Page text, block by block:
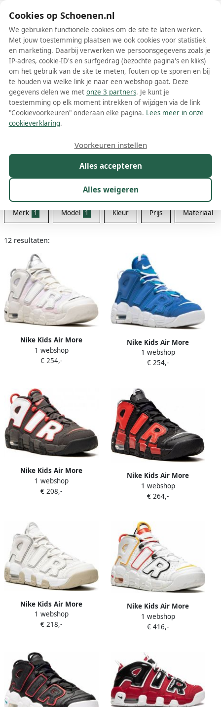
Schoenen.nl
Wis filters Alle filters
Nike Air More Uptempo
jongensschoenen
De Nike Air More Uptempo jongensschoenen zijn niet alleen stijlvol
model, een van de meest populaire ontwerpen van het merk Nike,
heeft een unieke en opvallende uitstraling die overal ter wereld
herkenbaar is. De grote 'AIR' belettering aan de zijkant van de
schoen maakt dit model onderscheidend en onvergetelijk. Maar het
is niet alleen het uiterlijk dat de Air More Uptempo zo geliefd
maakt; het is ook de uitstekende prestatie en het comfort dat deze
schoenen bieden.
Meer lezen
Sneakers
Merk 1 Model 1 Kleur Prijs Materiaal
12 resultaten:
Nike Kids Air More
Uptempo high-top sneakers
Wit
1 webshop
€ 254,-
Nike Kids Air More
Uptempo sneakers Blauw
1 webshop
€ 254,-
Nike Kids Air More
Uptempo sneakers Bruin
1 webshop
€ 208,-
Nike Kids Air More
Uptempo high-top sneakers
Zwart
1 webshop
€ 264,-
Nike Kids Air More
Uptempo sneakers Wit
1 webshop
€ 218,-
Nike Kids Air More
Uptempo GS Wit
1 webshop
€ 416,-
Cookies op Schoenen.nl
We gebruiken functionele cookies om de site te laten werken.
Met jouw toestemming plaatsen we ook cookies voor statistiek
en marketing. Daarbij verwerken we persoonsgegevens zoals je
IP-adres, cookie-ID's en surfgedrag (bezochte pagina's en kliks)
om het gebruik van de site te meten, fouten op te sporen en bij
te houden via welke link je naar een webshop gaat. Deze
gegevens delen we met onze 3 partners. Je kunt je
toestemming op elk moment intrekken of wijzigen via de link
"Cookievoorkeuren" onderaan elke pagina. Lees meer in onze
cookieverklaring.
Alles accepteren
Alles weigeren
Voorkeuren instellen